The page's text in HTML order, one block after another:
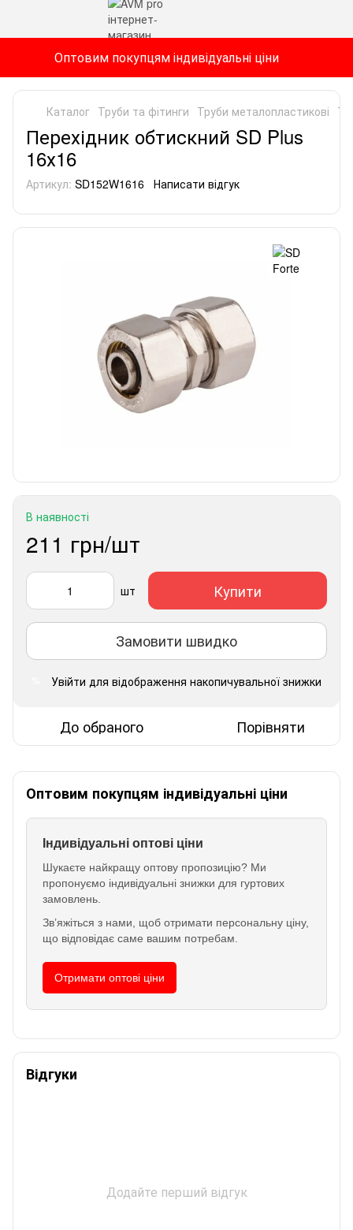
Оптовим покупцям індивідуальні ціни
Каталог Труби та фітинги Труби металопластикові
Перехідник обтискний SD Plus
16х16
Артикул: SD152W1616 Написати відгук
В наявності
211 грн/шт
шт Купити
Замовити швидко
Увійти для відображення накопичувальної знижки
До обраного Порівняти
Оптовим покупцям індивідуальні ціни
Індивідуальні оптові ціни
Шукаєте найкращу оптову пропозицію? Ми
пропонуємо індивідуальні знижки для гуртових
замовлень.
Зв’яжіться з нами, щоб отримати персональну ціну,
що відповідає саме вашим потребам.
Отримати оптові ціни
Відгуки
Додайте перший відгук